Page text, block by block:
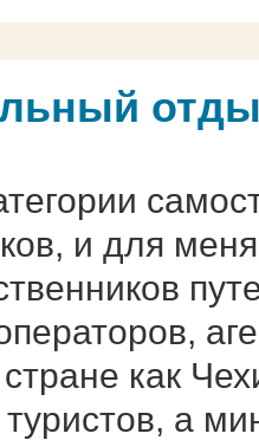
и для
как
а